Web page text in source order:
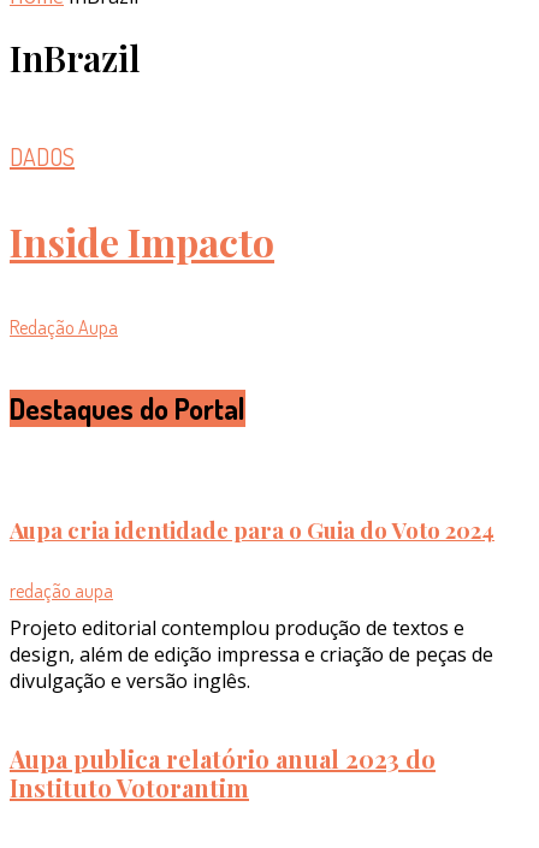
InBrazil
DADOS
Inside Impacto
Redação Aupa
Destaques do Portal
Aupa cria identidade para o Guia do Voto 2024
redação aupa
Projeto editorial contemplou produção de textos e
design, além de edição impressa e criação de peças de
divulgação e versão inglês.
Aupa publica relatório anual 2023 do
Instituto Votorantim